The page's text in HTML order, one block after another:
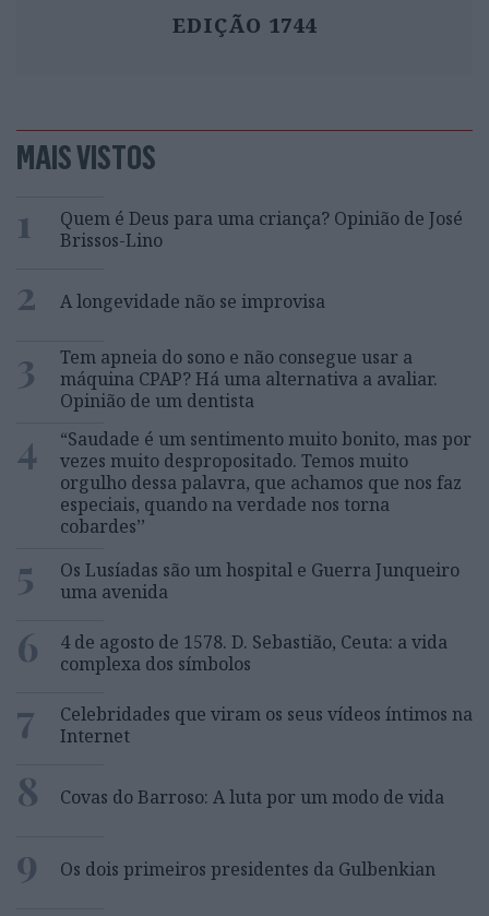
EDIÇÃO 1744
MAIS VISTOS
1
Quem é Deus para uma criança? Opinião de José
Brissos-Lino
2 A longevidade não se improvisa
3
Tem apneia do sono e não consegue usar a
máquina CPAP? Há uma alternativa a avaliar.
Opinião de um dentista
4
“Saudade é um sentimento muito bonito, mas por
vezes muito despropositado. Temos muito
orgulho dessa palavra, que achamos que nos faz
especiais, quando na verdade nos torna
cobardes’’
5
Os Lusíadas são um hospital e Guerra Junqueiro
uma avenida
6
4 de agosto de 1578. D. Sebastião, Ceuta: a vida
complexa dos símbolos
7
Celebridades que viram os seus vídeos íntimos na
Internet
8 Covas do Barroso: A luta por um modo de vida
9 Os dois primeiros presidentes da Gulbenkian